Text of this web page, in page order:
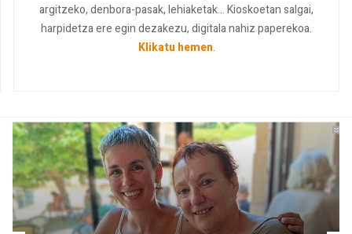
argitzeko, denbora-pasak, lehiaketak... Kioskoetan salgai,
harpidetza ere egin dezakezu, digitala nahiz paperekoa.
Klikatu hemen.